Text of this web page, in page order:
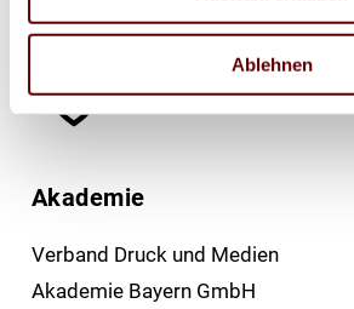
Ablehnen
Akademie
Verband Druck und Medien
Akademie Bayern GmbH